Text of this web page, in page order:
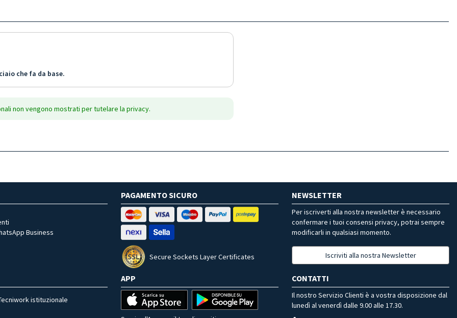
che fa da base.
non vengono mostrati per tutelare la privacy.
Business
PAGAMENTO SICURO
Secure Sockets Layer Certificates
NEWSLETTER
Per iscriverti alla nostra newsletter è necessario
confermare i tuoi consensi privacy, potrai sempre
modificarli in qualsiasi momento.
Iscriviti alla nostra Newsletter
istituzionale
APP CONTATTI
Il nostro Servizio Clienti è a vostra disposizione dal
lunedì al venerdì dalle 9.00 alle 17.30.